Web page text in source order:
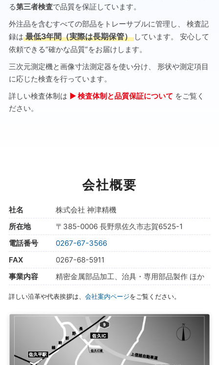
る第三者検査で品質を保証しています。
外注品を含むすべての部品をトレーサブルに管理し、 検査記
録は 最低3年間（実際は長期保管） しています。 安心して
依頼できる“確かな品質”をお届けします。
三次元測定機と画像寸法測定器を使い分け、 形状や測定項目
に応じた検査を行っています。
詳しい検査体制は ▶ 検査体制と品質保証について をご覧く
ださい。
会社概要
社名
株式会社 神津精機
所在地
〒385-0006 長野県佐久市志賀6525-1
電話番号
0267-67-3566
FAX
0267-68-5911
事業内容
精密金属部品加工、治具・専用部品製作 ほか
詳しい沿革や代表挨拶は、 会社案内ページをご覧ください。